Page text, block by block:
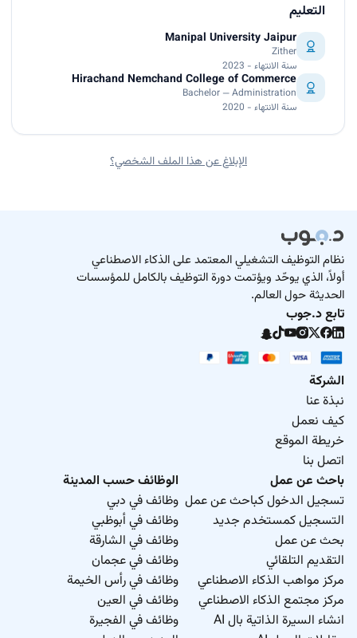
التعليم
Manipal University Jaipur
Zither
سنة الانتهاء - 2023
Hirachand Nemchand College of Commerce
Bachelor — Administration
سنة الانتهاء - 2020
الإبلاغ عن هذا الملف الشخصي؟
نظام التوظيف التشغيلي المعتمد على الذكاء الاصطناعي
أولاً، الذي يوحّد ويؤتمت دورة التوظيف بالكامل للمؤسسات
الحديثة حول العالم.
تابع د.جوب
الشركة
نبذة عنا
كيف نعمل
خريطة الموقع
اتصل بنا
باحث عن عمل
تسجيل الدخول كباحث عن عمل
التسجيل كمستخدم جديد
بحث عن عمل
التقديم التلقائي
مركز مواهب الذكاء الاصطناعي
مركز مجتمع الذكاء الاصطناعي
انشاء السيرة الذاتية بال AI
الوظائف حسب المدينة
وظائف في دبي
وظائف في أبوظبي
وظائف في الشارقة
وظائف في عجمان
وظائف في رأس الخيمة
وظائف في العين
وظائف في الفجيرة